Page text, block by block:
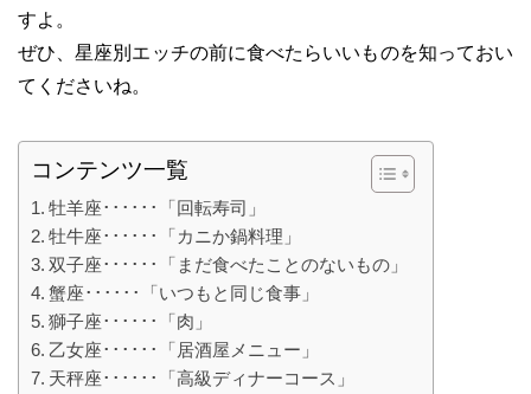
すよ。
ぜひ、星座別エッチの前に食べたらいいものを知っておい
てくださいね。
コンテンツ一覧
牡羊座･･････「回転寿司」
牡牛座･･････「カニか鍋料理」
双子座･･････「まだ食べたことのないもの」
蟹座･･････「いつもと同じ食事」
獅子座･･････「肉」
乙女座･･････「居酒屋メニュー」
天秤座･･････「高級ディナーコース」